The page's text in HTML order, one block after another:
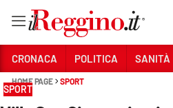
Sezioni
CRONACA POLITICA SANITÀ
HOME PAGE SPORT
SPORT